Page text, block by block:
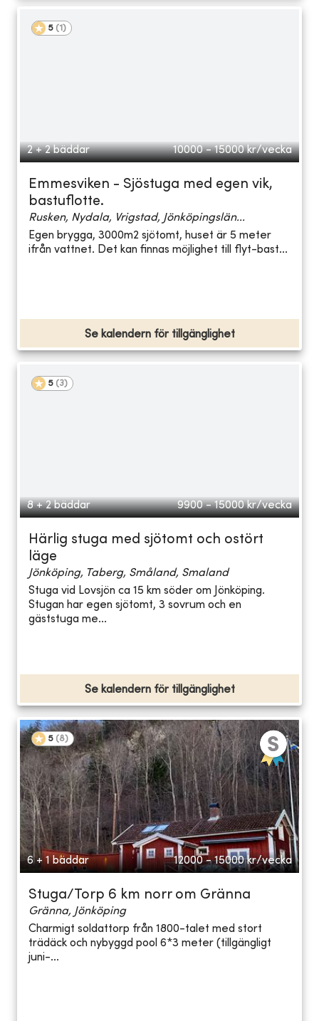
5 (1 )
2 + 2 bäddar 10000 - 15000 kr/vecka
Emmesviken - Sjöstuga med egen vik,
bastuflotte.
Rusken, Nydala, Vrigstad, Jönköpingslän...
Egen brygga, 3000m2 sjötomt, huset är 5 meter
ifrån vattnet. Det kan finnas möjlighet till flyt-bast...
Se kalendern för tillgänglighet
5 (3)
8 + 2 bäddar 9900 - 15000 kr/vecka
Härlig stuga med sjötomt och ostört
läge
Jönköping, Taberg, Småland, Smaland
Stuga vid Lovsjön ca 15 km söder om Jönköping.
Stugan har egen sjötomt, 3 sovrum och en
gäststuga me...
Se kalendern för tillgänglighet
5 (8)
6 + 1 bäddar 12000 - 15000 kr/vecka
Stuga/Torp 6 km norr om Gränna
Gränna, Jönköping
Charmigt soldattorp från 1800-talet med stort
trädäck och nybyggd pool 6*3 meter (tillgängligt
juni-...